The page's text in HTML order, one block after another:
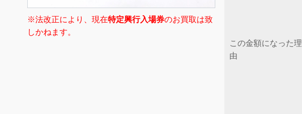
※法改正により、現在特定興行入場券のお買取は致
しかねます。
この金額になった理
由